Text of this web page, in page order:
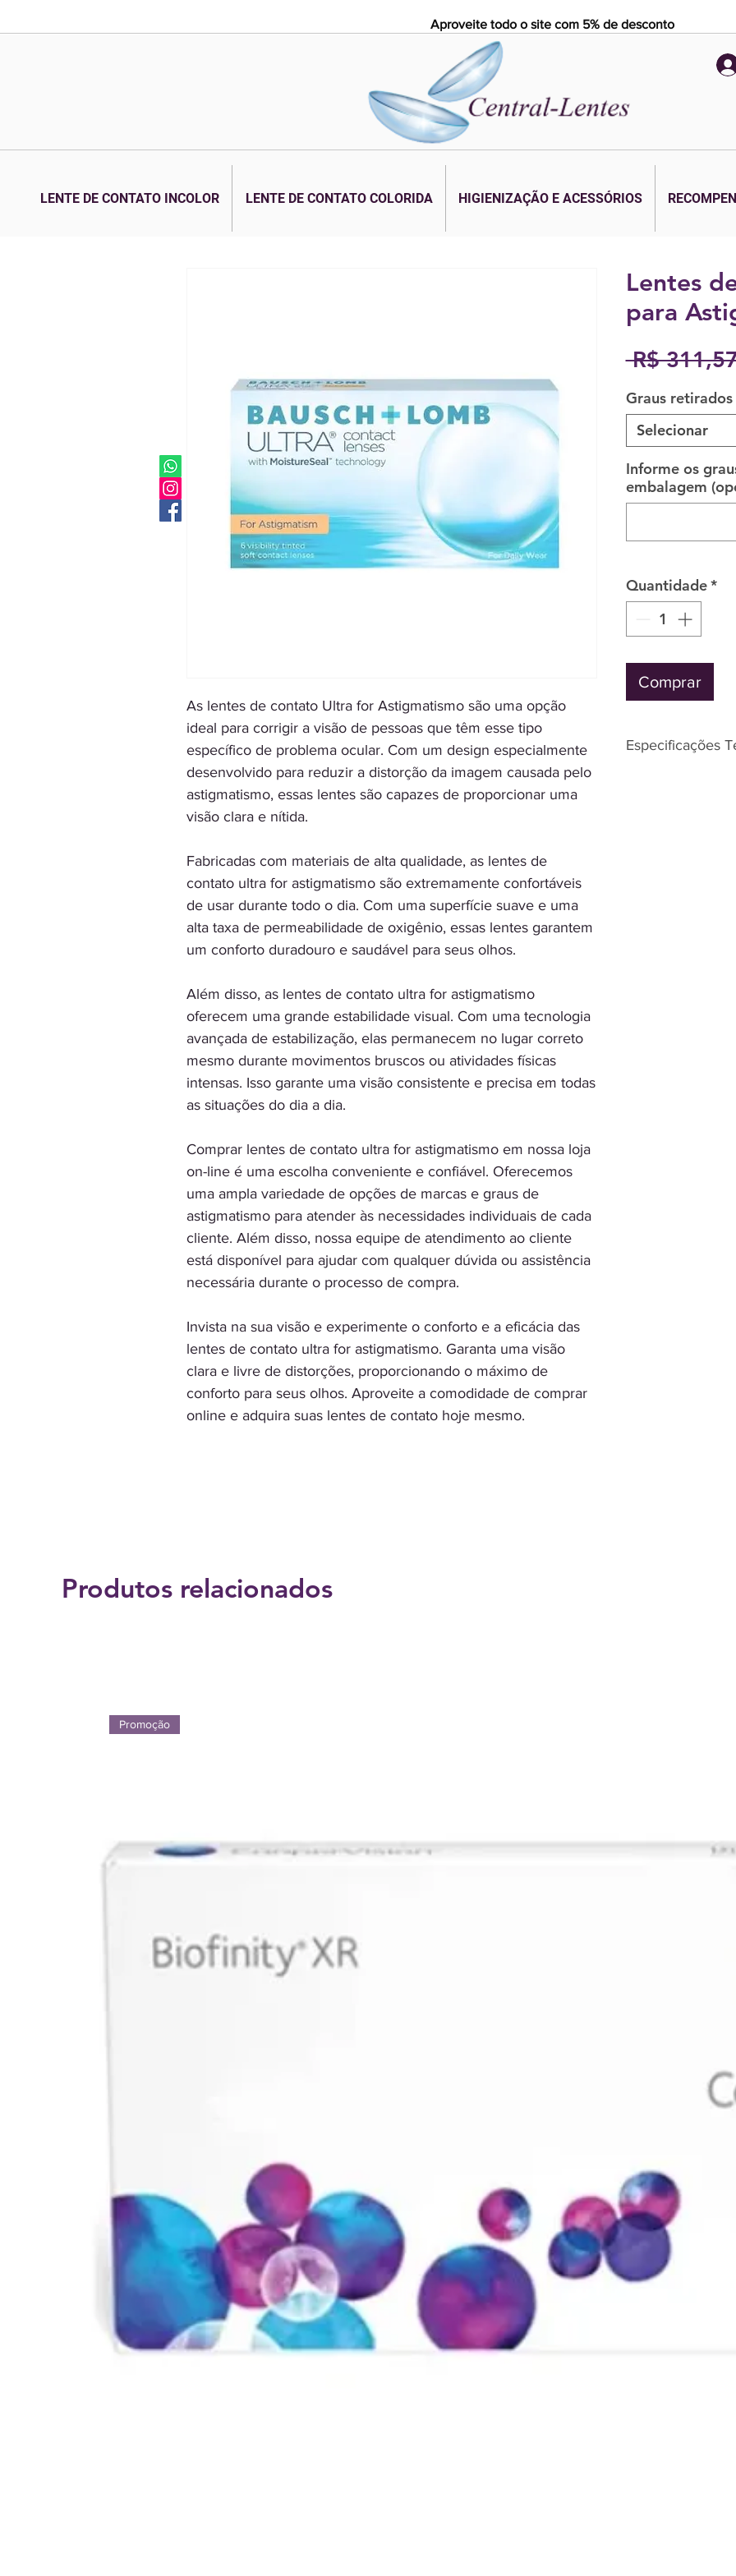
Aproveite todo o site com 5% de desconto
LENTE DE CONTATO INCOLOR LENTE DE CONTATO COLORIDA HIGIENIZAÇÃO E ACESSÓRIOS
As lentes de contato Ultra for Astigmatismo são uma opção
ideal para corrigir a visão de pessoas que têm esse tipo
específico de problema ocular. Com um design especialmente
desenvolvido para reduzir a distorção da imagem causada pelo
astigmatismo, essas lentes são capazes de proporcionar uma
visão clara e nítida.
Fabricadas com materiais de alta qualidade, as lentes de
contato ultra for astigmatismo são extremamente confortáveis
de usar durante todo o dia. Com uma superfície suave e uma
alta taxa de permeabilidade de oxigênio, essas lentes garantem
um conforto duradouro e saudável para seus olhos.
Além disso, as lentes de contato ultra for astigmatismo
oferecem uma grande estabilidade visual. Com uma tecnologia
avançada de estabilização, elas permanecem no lugar correto
mesmo durante movimentos bruscos ou atividades físicas
intensas. Isso garante uma visão consistente e precisa em todas
as situações do dia a dia.
Comprar lentes de contato ultra for astigmatismo em nossa loja
on-line é uma escolha conveniente e confiável. Oferecemos
uma ampla variedade de opções de marcas e graus de
astigmatismo para atender às necessidades individuais de cada
cliente. Além disso, nossa equipe de atendimento ao cliente
está disponível para ajudar com qualquer dúvida ou assistência
necessária durante o processo de compra.
Invista na sua visão e experimente o conforto e a eficácia das
lentes de contato ultra for astigmatismo. Garanta uma visão
clara e livre de distorções, proporcionando o máximo de
conforto para seus olhos. Aproveite a comodidade de comprar
online e adquira suas lentes de contato hoje mesmo.
Lentes
para
R$
Graus retirados
Selecionar
Informe os
embalagem
Quantidade*
Comprar
Especificações
Produtos relacionados
Promoção